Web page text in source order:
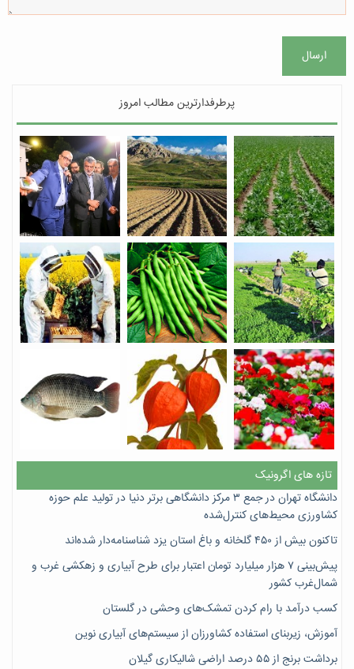
ارسال
پرطرفدارترین مطالب امروز
تازه های اگرونیک
دانشگاه تهران در جمع ۳ مرکز دانشگاهی برتر دنیا در تولید علم حوزه
کشاورزی محیط‌های کنترل‌شده
تاکنون بیش از ۴۵۰ گلخانه و باغ استان یزد شناسنامه‌دار شده‌اند
پیش‌بینی ۷‌ هزار میلیارد تومان اعتبار برای طرح آبیاری و زهکشی غرب و
شمال‌غرب کشور
کسب درآمد با رام کردن تمشک‌های وحشی در گلستان
آموزش، زیربنای استفاده کشاورزان از سیستم‌های آبیاری نوین
برداشت برنج از ۵۵ درصد اراضی شالیکاری گیلان